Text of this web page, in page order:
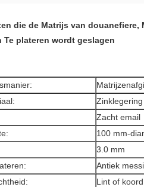
die de Matrijs van douanefiere,
Te plateren wordt geslagen
Zinklegering
Zacht email
100 mm-
3.0 mm
Antiek
Lint of